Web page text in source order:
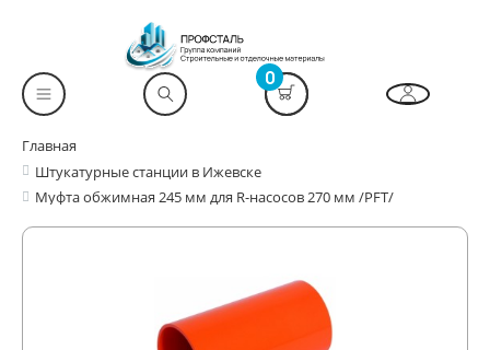
0
Главная
Штукатурные станции в Ижевске
Муфта обжимная 245 мм для R-насосов 270 мм /PFT/